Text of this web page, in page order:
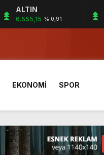
ALTIN
6.555,15 % 0,91
EKONOMİ SPOR